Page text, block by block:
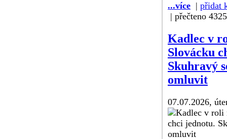
...více | přidat
| přečteno
Kadlec v
Slovácku
Skuhravý
omluvit
07.07.2026,